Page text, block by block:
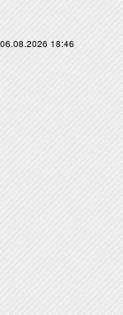
06.08.2026 18:46